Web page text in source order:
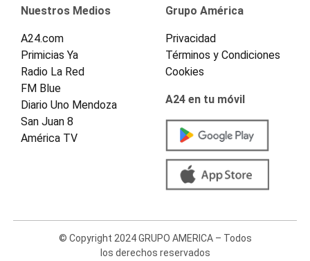
Nuestros Medios
A24.com
Primicias Ya
Radio La Red
FM Blue
Diario Uno Mendoza
San Juan 8
América TV
Grupo América
Privacidad
Términos y Condiciones
Cookies
A24 en tu móvil
© Copyright 2024 GRUPO AMERICA – Todos
los derechos reservados